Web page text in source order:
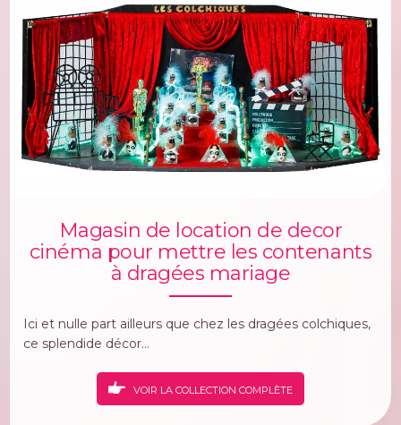
Magasin de location de decor
cinéma pour mettre les contenants
à dragées mariage
Ici et nulle part ailleurs que chez les dragées colchiques,
ce splendide décor...
VOIR LA COLLECTION COMPLÈTE